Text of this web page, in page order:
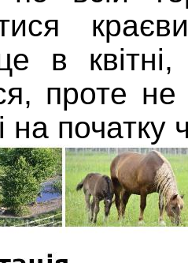
в квітні,
проте
на початку